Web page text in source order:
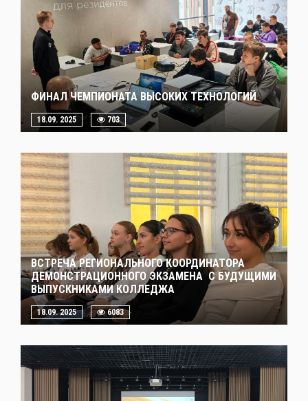
ФИНАЛ ЧЕМПИОНАТА ВЫСОКИХ ТЕХНОЛОГИЙ
18.09. 2025 703
ВСТРЕЧА РЕГИОНАЛЬНОГО КООРДИНАТОРА
ДЕМОНСТРАЦИОННОГО ЭКЗАМЕНА С БУДУЩИМИ
ВЫПУСКНИКАМИ КОЛЛЕДЖА
18.09. 2025 6083